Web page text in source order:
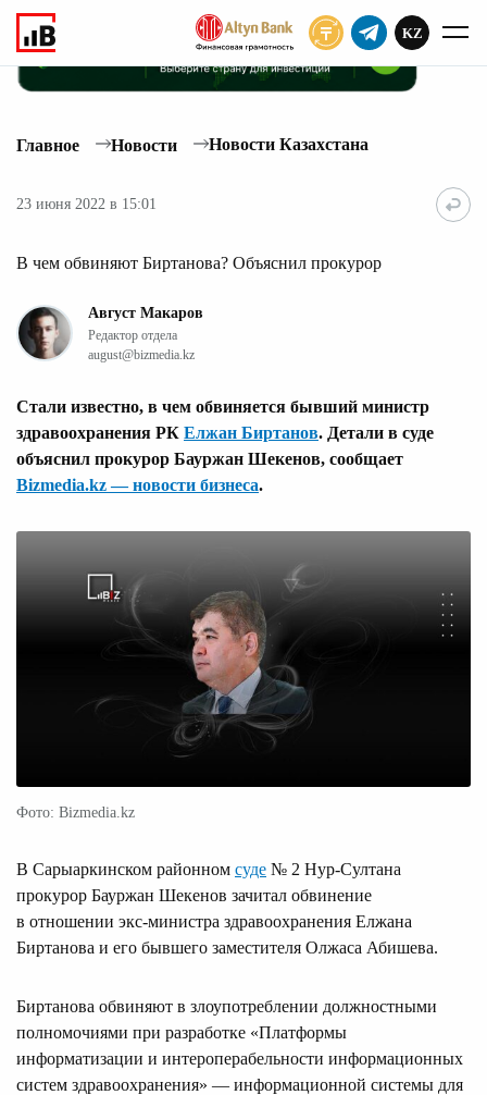
KZ
Главное Новости Новости Казахстана
23 июня 2022 в 15:01
В чем обвиняют Биртанова? Объяснил прокурор
Август Макаров
Редактор отдела
august@bizmedia.kz
Стали известно, в чем обвиняется бывший министр
здравоохранения РК Елжан Биртанов. Детали в суде
объяснил прокурор Бауржан Шекенов, сообщает
Bizmedia.kz — новости бизнеса.
Фото: Bizmedia.kz
В Сарыаркинском районном суде № 2 Нур-Султана
прокурор Бауржан Шекенов зачитал обвинение
в отношении экс-министра здравоохранения Елжана
Биртанова и его бывшего заместителя Олжаса Абишева.
Биртанова обвиняют в злоупотреблении должностными
полномочиями при разработке «Платформы
информатизации и интероперабельности информационных
систем здравоохранения» — информационной системы для